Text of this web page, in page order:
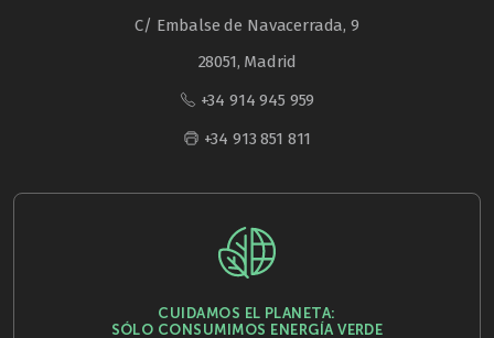
C/ Embalse de Navacerrada, 9
28051, Madrid
+34 914 945 959
+34 913 851 811
CUIDAMOS EL PLANETA:
SÓLO CONSUMIMOS ENERGÍA VERDE